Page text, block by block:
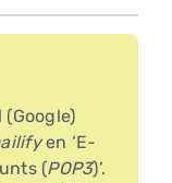
en ‘E-
(POP3)’.